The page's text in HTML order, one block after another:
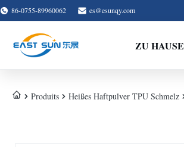
86-0755-89960062 es@esunqy.com
ZU HAUSE
Produits Heißes Haftpulver TPU Schmelz